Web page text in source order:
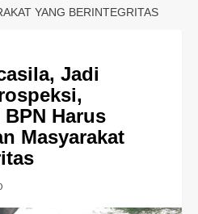
YANG BERINTEGRITAS
Jadi
Harus
Masyarakat